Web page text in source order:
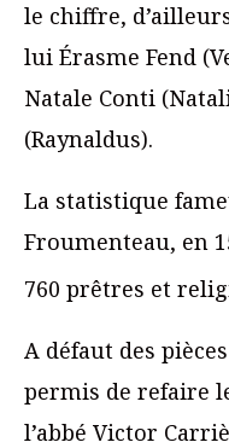
le chiffre,
lui Érasme Fend
Natale Conti
(Raynaldus).
La statistique
Froumenteau, en
760 prêtres et
A défaut des
permis de refaire
l’abbé Victor